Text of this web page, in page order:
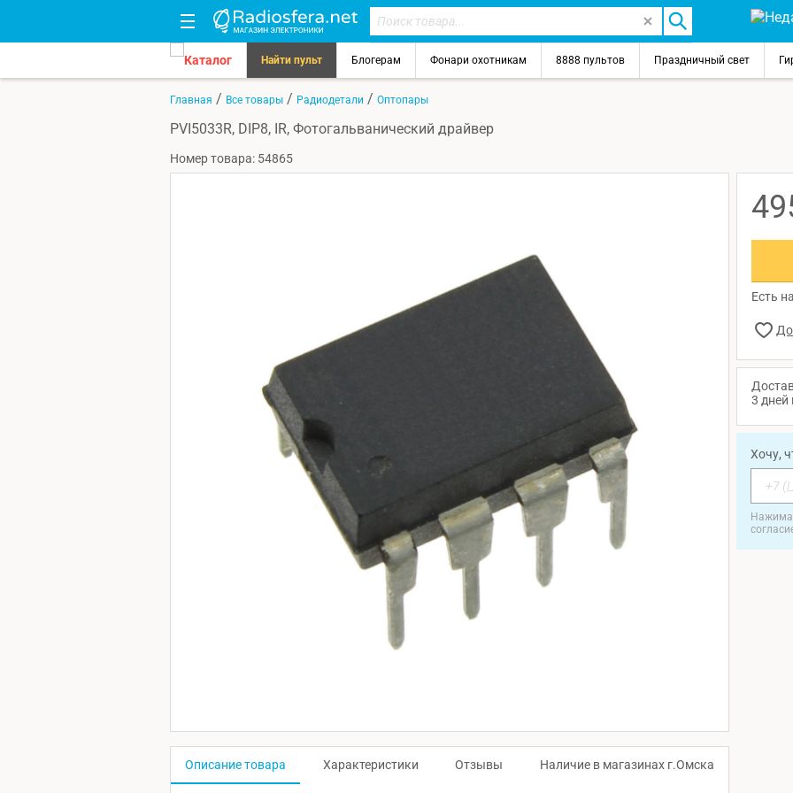
Каталог Найти пульт Блогерам Фонари охотникам 8888 пультов Праздничный свет
Главная / Все товары / Радиодетали / Оптопары
PVI5033R, DIP8, IR, Фотогальванический драйвер
Номер товара: 54865
Есть
3 дней
Хочу,
Описание товара Характеристики Отзывы Наличие в магазинах г.Омска